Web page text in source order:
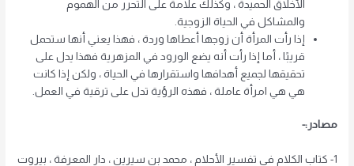
الأخلاق الحميدة ، وكذلك علامة على التحرر من الهموم
والمشاكل في الحياة الزوجية.
إذا رأت المرأة أن زوجها أعطاها وردة ، فهذا يعني أنها ستحمل
قريبًا ، أما إذا رأت أنه يضع الورود في المزهرية فهذا يدل على
تحقيقها لجميع أهدافها واستقرارها في الحياة ، ولكن إذا كانت
هي هي امرأة عاملة ، فهذه الرؤية تدل على ترقية في العمل.
مصادر:-
1- كتاب الكلام في تفسير الأحلام ، محمد بن سيرين ، دار المعرفة ، بيروت